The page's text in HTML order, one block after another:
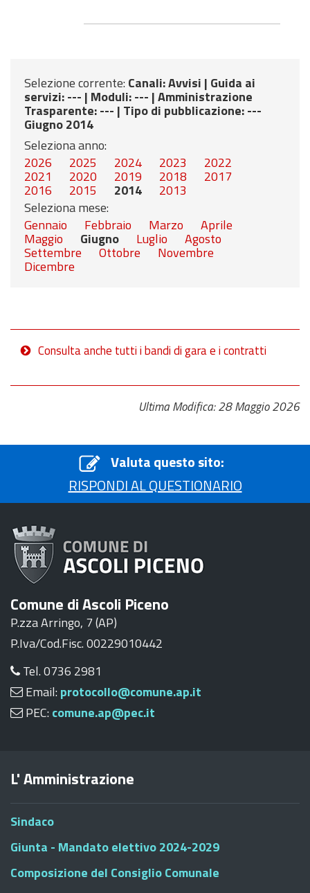
Selezione corrente: Canali: Avvisi | Guida ai
servizi: --- | Moduli: --- |Amministrazione
Trasparente: --- | Tipo di pubblicazione: ---
Giugno 2014
Seleziona anno:
2026
2025 2024 2023 2022
2021 2020 2019 2018 2017
2016 2015 2014
2013
Seleziona mese:
Gennaio
Febbraio Marzo Aprile
Maggio Giugno Luglio Agosto
Settembre Ottobre Novembre
Dicembre
Consulta anche tutti i bandi di gara e i contratti
Ultima Modifica: 28 Maggio 2026
Valuta questo sito:
RISPONDI AL QUESTIONARIO
Comune di Ascoli Piceno
P.zza Arringo, 7 (AP)
P.Iva/Cod.Fisc. 00229010442
Tel. 0736 2981
Email: protocollo@comune.ap.it
PEC: comune.ap@pec.it
L' Amministrazione
Sindaco
Giunta - Mandato elettivo 2024-2029
Composizione del Consiglio Comunale